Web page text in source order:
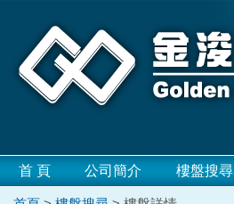
首 頁 公司簡介 樓盤搜尋